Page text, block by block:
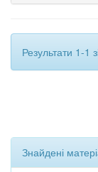
Результати 1-1
Знайдені